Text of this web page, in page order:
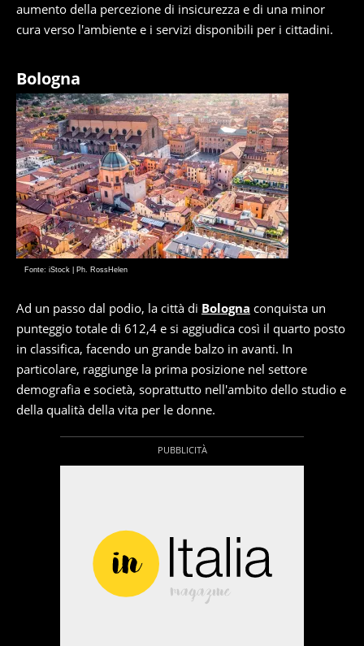
aumento della percezione di insicurezza e di una minor
cura verso l'ambiente e i servizi disponibili per i cittadini.
Bologna
Fonte: iStock | Ph. RossHelen
Ad un passo dal podio, la città di Bologna conquista un
punteggio totale di 612,4 e si aggiudica così il quarto posto
in classifica, facendo un grande balzo in avanti. In
particolare, raggiunge la prima posizione nel settore
demografia e società, soprattutto nell'ambito dello studio e
della qualità della vita per le donne.